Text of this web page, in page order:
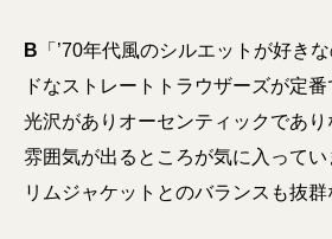
B 「’70年代風のシルエットが好き
ドなストレートトラウザーズが定
光沢がありオーセンティックであ
雰囲気が出るところが気に入って
リムジャケットとのバランスも抜群